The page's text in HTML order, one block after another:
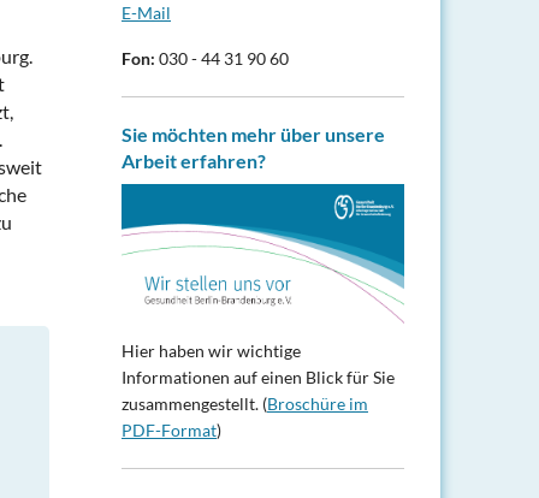
E-Mail
Fon: 030 - 44 31 90 60
Sie möchten mehr über unsere
Arbeit erfahren?
Hier haben wir wichtige
Informationen auf einen Blick für Sie
zusammengestellt. (Broschüre im
PDF-Format)